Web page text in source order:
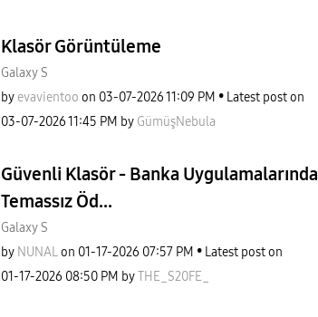
Klasör Görüntüleme
Galaxy S
by evavientoo on ‎03-07-202611:09 PM
Latest post on
‎03-07-202611:45 PM by GümüşNebula
Güvenli Klasör - Banka Uygulamalarında
Temassız Öd...
Galaxy S
by NUNAL on ‎01-17-2026 07:57 PM
Latest post on
‎01-17-2026 08:50 PM byTHE_S20FE_